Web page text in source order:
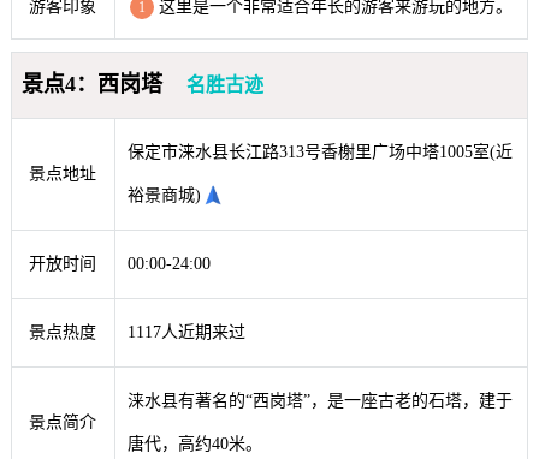
游客印象 1 这里是一个非常适合年长的游客来游玩的地方。
景点4：西岗塔 名胜古迹
景点地址
保定市涞水县长江路313号香榭里广场中塔1005室(近
裕景商城)
开放时间 00:00-24:00
景点热度 1117人近期来过
景点简介
涞水县有著名的“西岗塔”，是一座古老的石塔，建于
唐代，高约40米。